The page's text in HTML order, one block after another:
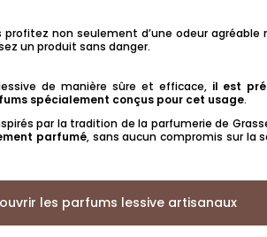
profitez non seulement d’une odeur
un produit sans danger.
de manière sûre et efficace, il est
spécialement conçus pour cet usage.
par la tradition de la parfumerie de
parfumé, sans aucun compromis sur la
les parfums lessive artisanaux